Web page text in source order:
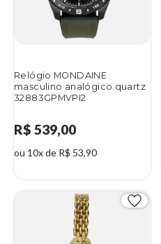
Relógio MONDAINE
masculino analógico quartz
32883GPMVPI2
R$ 539,00
ou 10x de R$ 53,90